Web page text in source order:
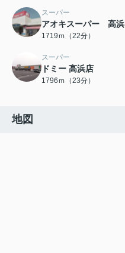
スーパー
アオキスーパー 高浜
1719ｍ（22分）
スーパー
ドミー 高浜店
1796ｍ（23分）
地図